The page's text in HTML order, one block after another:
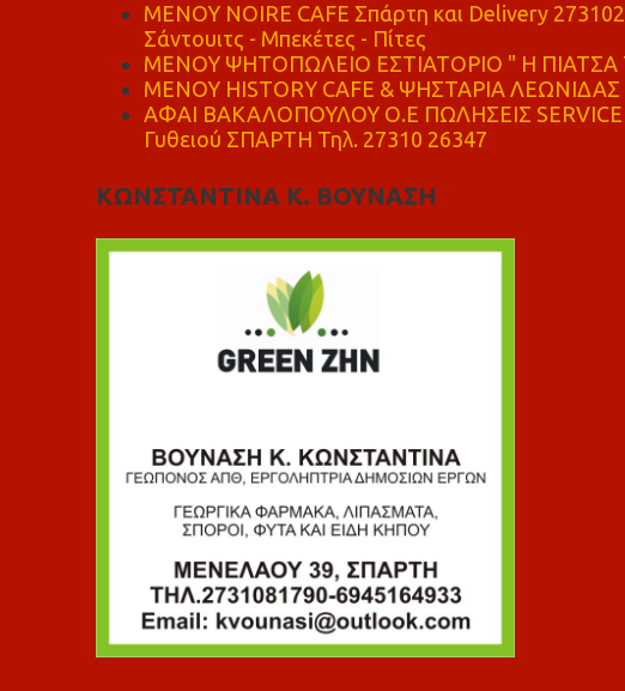
MENOY NOIRE CAFE Σπάρτη και Delivery
Σάντουιτς - Μπεκέτες - Πίτες
ΜΕΝΟΥ ΨΗΤΟΠΩΛΕΙΟ ΕΣΤΙΑΤΟΡΙΟ " Η
ΜΕΝΟΥ HISTORY CAFE & ΨΗΣΤΑΡΙΑ ΛΕΩΝΙΔΑΣ
ΑΦΑΙ ΒΑΚΑΛΟΠΟΥΛΟΥ Ο.Ε ΠΩΛΗΣΕΙΣ
Γυθειού ΣΠΑΡΤΗ Τηλ. 27310 26347
ΚΩΝΣΤΑΝΤΙΝΑ Κ. ΒΟΥΝΑΣΗ